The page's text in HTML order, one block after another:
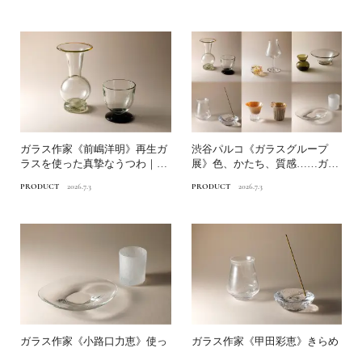
ガラス作家《前嶋洋明》再生ガ
ラスを使った真摯なうつわ｜渋
PRODUCT 2026.7.3
渋谷パルコ《ガラスグループ
展》色、かたち、質感……ガラ
PRODUCT 2026.7.3
ガラス作家《小路口力恵》使っ
ガラス作家《甲田彩恵》きらめ